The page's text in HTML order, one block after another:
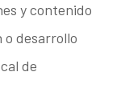
y contenido
o desarrollo
de